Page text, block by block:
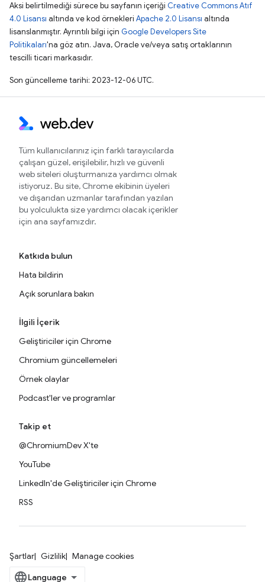
Aksi belirtilmediği sürece bu sayfanın içeriği Creative Commons Atıf
4.0 Lisansı altında ve kod örnekleri Apache 2.0 Lisansı altında
lisanslanmıştır. Ayrıntılı bilgi için Google Developers Site
Politikaları'na göz atın. Java, Oracle ve/veya satış ortaklarının
tescilli ticari markasıdır.
Son güncelleme tarihi: 2023-12-06 UTC.
Tüm kullanıcılarınız için farklı tarayıcılarda
çalışan güzel, erişilebilir, hızlı ve güvenli
web siteleri oluşturmanıza yardımcı olmak
istiyoruz. Bu site, Chrome ekibinin üyeleri
ve dışarıdan uzmanlar tarafından yazılan
bu yolculukta size yardımcı olacak içerikler
için ana sayfamızdır.
Katkıda bulun
Hata bildirin
Açık sorunlara bakın
İlgili İçerik
Geliştiriciler için Chrome
Chromium güncellemeleri
Örnek olaylar
Podcast'ler ve programlar
Takip et
@ChromiumDev X'te
YouTube
LinkedIn'de Geliştiriciler için Chrome
RSS
Şartlar Gizlilik Manage cookies